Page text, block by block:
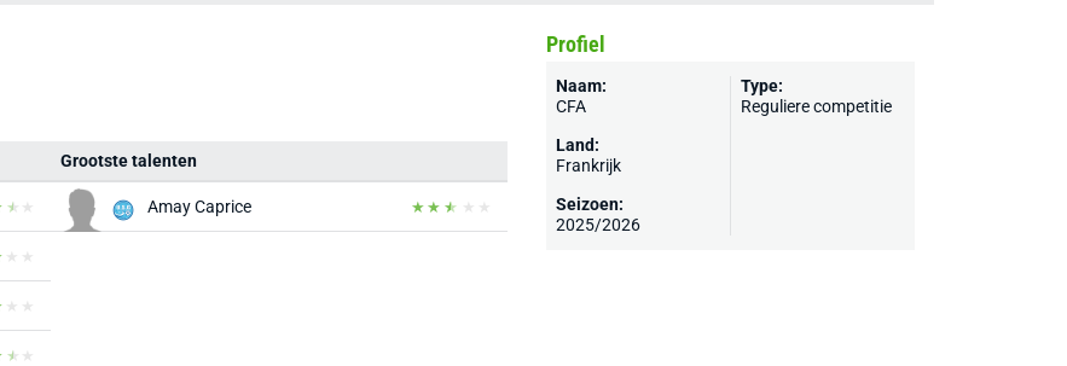
Grootste talenten
Amay Caprice
Profiel
Naam:
CFA
Land:
Frankrijk
Seizoen:
2025/2026
Type:
Reguliere competitie